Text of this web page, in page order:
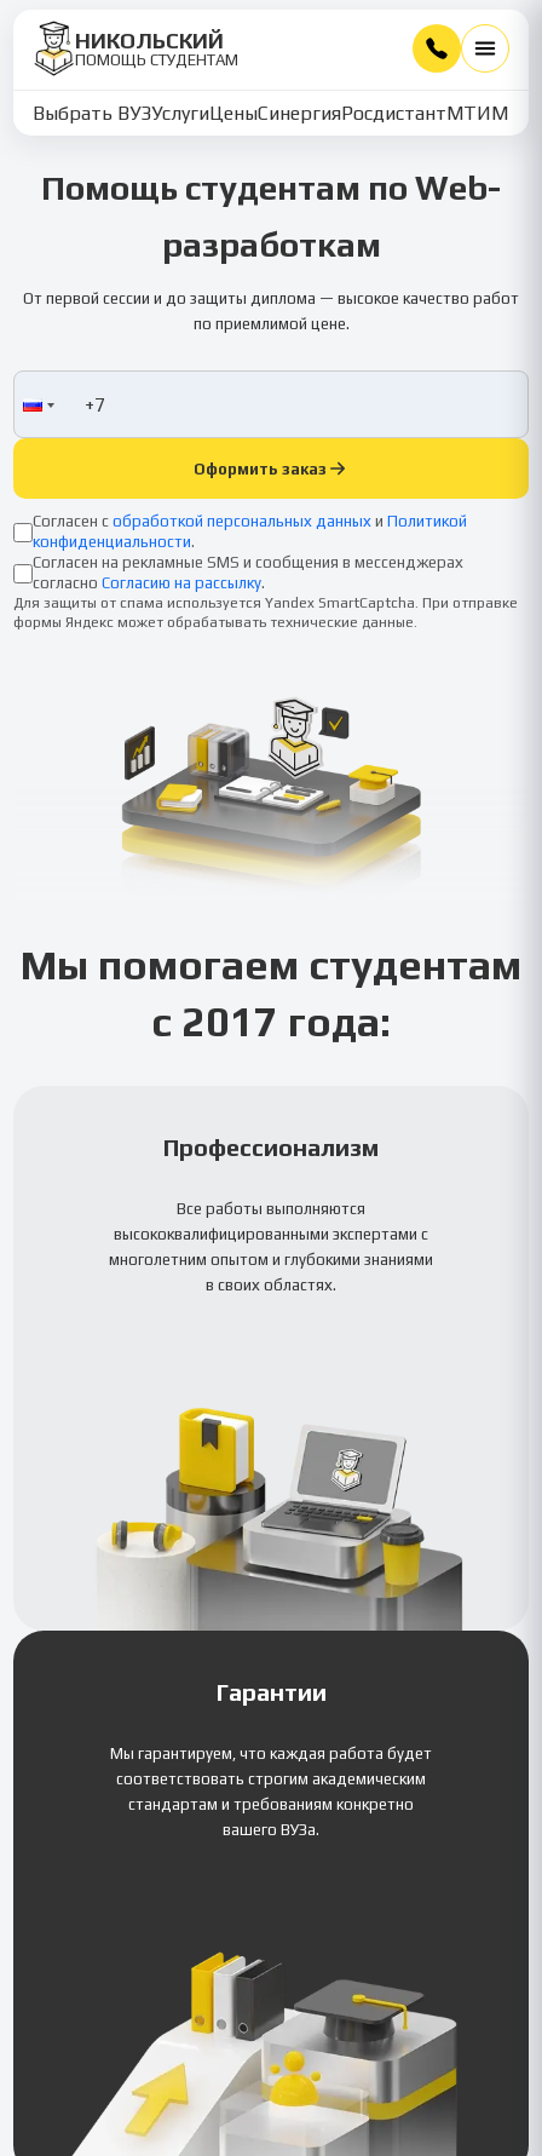
НИКОЛЬСКИЙ
ПОМОЩЬ СТУДЕНТАМ
Выбрать ВУЗУслугиЦеныСинергияРосдистантМТИММУ
Помощь студентам по Web-
разработкам
От первой сессии и до защиты диплома — высокое качество работ
по приемлимой цене.
Оформить заказ
Согласен с обработкой персональных данных и Политикой
конфиденциальности.
Согласен на рекламные SMS и сообщения в мессенджерах
согласно Согласию на рассылку.
Для защиты от спама используется Yandex SmartCaptcha. При отправке
формы Яндекс может обрабатывать технические данные.
Мы помогаем студентам
с 2017 года:
Профессионализм
Все работы выполняются
высококвалифицированными экспертами с
многолетним опытом и глубокими знаниями
в своих областях.
Гарантии
Мы гарантируем, что каждая работа будет
соответствовать строгим академическим
стандартам и требованиям конкретно
вашего ВУЗа.